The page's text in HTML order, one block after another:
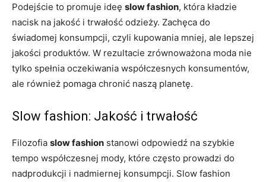
Podejście to promuje ideę slow fashion, która kładzie
nacisk na jakość i trwałość odzieży. Zachęca do
świadomej konsumpcji, czyli kupowania mniej, ale lepszej
jakości produktów. W rezultacie zrównoważona moda nie
tylko spełnia oczekiwania współczesnych konsumentów,
ale również pomaga chronić naszą planetę.
Slow fashion: Jakość i trwałość
Filozofia slow fashion stanowi odpowiedź na szybkie
tempo współczesnej mody, które często prowadzi do
nadprodukcji i nadmiernej konsumpcji. Slow fashion